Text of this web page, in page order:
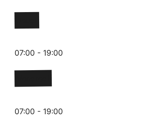
07:00 - 19:00
07:00 - 19:00